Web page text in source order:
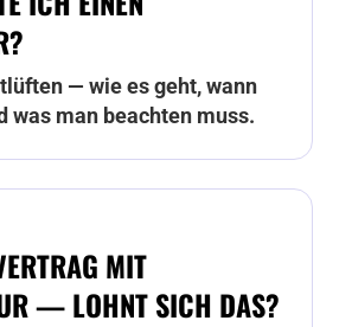
— wie es geht, wann
was man beachten muss.
MIT
— LOHNT SICH DAS?